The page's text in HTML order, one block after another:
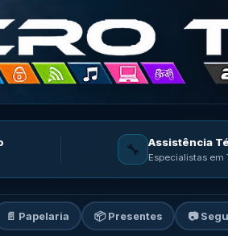
🔧 Assistência
Especialistas em
📄 Papelaria 📦 Presentes 📷